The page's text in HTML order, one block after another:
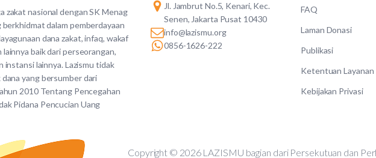
zakat nasional dengan SK Menag
dalam pemberdayaan
dana zakat, infaq, wakaf
baik dari perseorangan,
instansi lainnya. Lazismu tidak
yang bersumber dari
2010 Tentang Pencegahan
Pidana Pencucian Uang
Jl. Jambrut No.5, Kenari, Kec.
Senen, Jakarta Pusat 10430
info@lazismu.org
0856-1626-222
FAQ
Laman Donasi
Publikasi
Ketentuan Layanan
Kebijakan Privasi
Copyright © 2026 LAZISMU bagian dari Persekutuan dan